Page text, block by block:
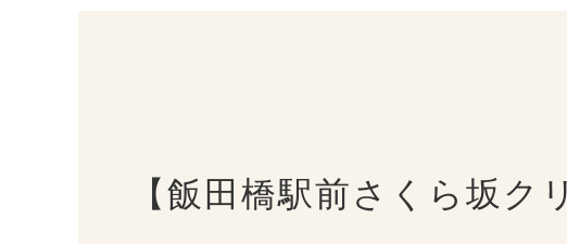
【飯田橋駅前さくら坂